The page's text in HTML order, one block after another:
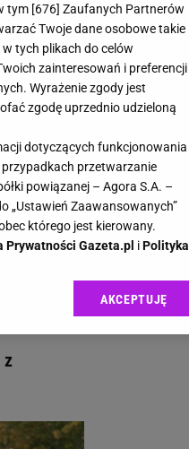
Gazeta.pl
z
tym [676] Zaufanych Partnerów
Twoje dane osobowe takie
tych plikach do celów
zainteresowań i preferencji
Wyrażenie zgody jest
zgodę uprzednio udzieloną
dotyczących funkcjonowania
przypadkach przetwarzanie
powiązanej – Agora S.A. –
„Ustawień Zaawansowanych”
którego jest kierowany.
Prywatności Gazeta.pl iPolityka
Gazeta.pl sp. z o.o., jej
danych poprzez
Zmiana ustawień
celach:
do celów identyfikacji.
AKCEPTUJĘ